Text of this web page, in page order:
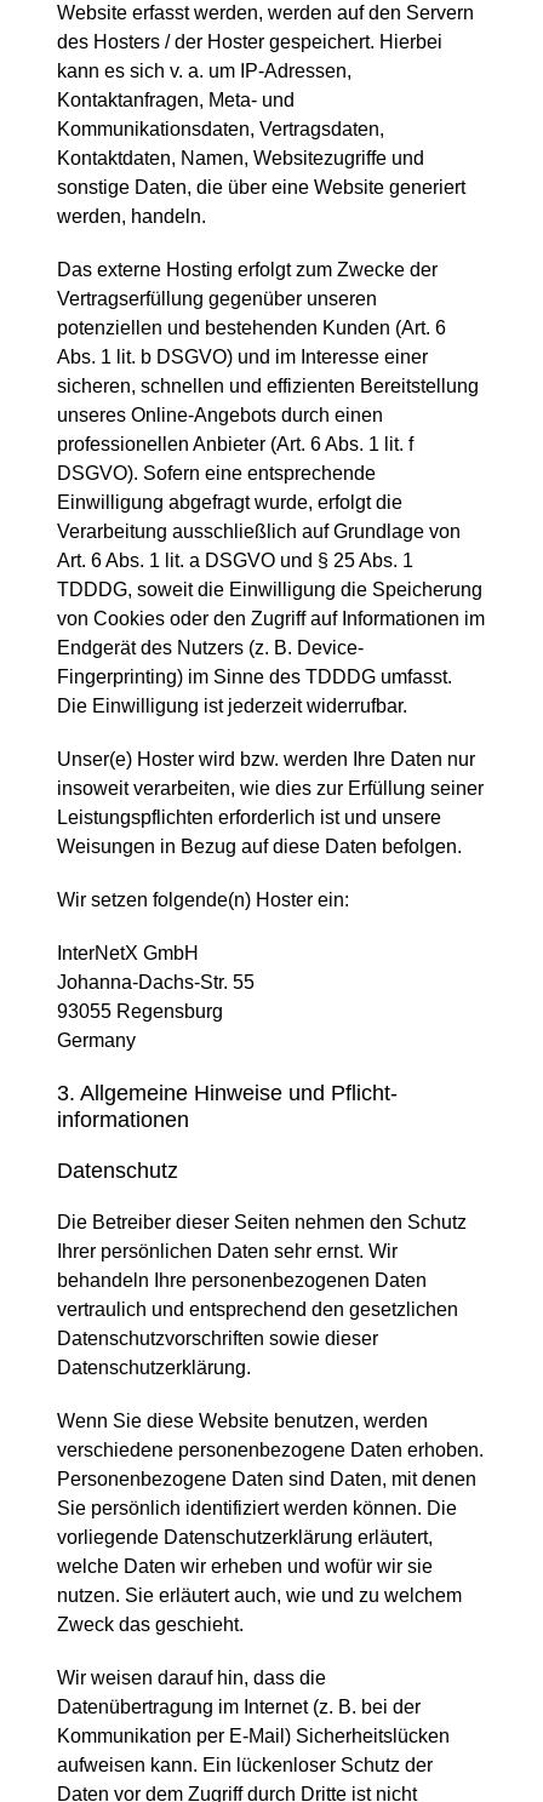
Website erfasst werden, werden auf den Servern
des Hosters / der Hoster gespeichert. Hierbei
kann es sich v. a. um IP-Adressen,
Kontaktanfragen, Meta- und
Kommunikationsdaten, Vertragsdaten,
Kontaktdaten, Namen, Websitezugriffe und
sonstige Daten, die über eine Website generiert
werden, handeln.
Das externe Hosting erfolgt zum Zwecke der
Vertragserfüllung gegenüber unseren
potenziellen und bestehenden Kunden (Art. 6
Abs. 1 lit. b DSGVO) und im Interesse einer
sicheren, schnellen und effizienten Bereitstellung
unseres Online-Angebots durch einen
professionellen Anbieter (Art. 6 Abs. 1 lit. f
DSGVO). Sofern eine entsprechende
Einwilligung abgefragt wurde, erfolgt die
Verarbeitung ausschließlich auf Grundlage von
Art. 6 Abs. 1 lit. a DSGVO und § 25 Abs. 1
TDDDG, soweit die Einwilligung die Speicherung
von Cookies oder den Zugriff auf Informationen im
Endgerät des Nutzers (z. B. Device-
Fingerprinting) im Sinne des TDDDG umfasst.
Die Einwilligung ist jederzeit widerrufbar.
Unser(e) Hoster wird bzw. werden Ihre Daten nur
insoweit verarbeiten, wie dies zur Erfüllung seiner
Leistungspflichten erforderlich ist und unsere
Weisungen in Bezug auf diese Daten befolgen.
Wir setzen folgende(n) Hoster ein:
InterNetX GmbH
Johanna-Dachs-Str. 55
93055 Regensburg
Germany
3. Allgemeine Hinweise und Pflicht­
informationen
Datenschutz
Die Betreiber dieser Seiten nehmen den Schutz
Ihrer persönlichen Daten sehr ernst. Wir
behandeln Ihre personenbezogenen Daten
vertraulich und entsprechend den gesetzlichen
Datenschutzvorschriften sowie dieser
Datenschutzerklärung.
Wenn Sie diese Website benutzen, werden
verschiedene personenbezogene Daten erhoben.
Personenbezogene Daten sind Daten, mit denen
Sie persönlich identifiziert werden können. Die
vorliegende Datenschutzerklärung erläutert,
welche Daten wir erheben und wofür wir sie
nutzen. Sie erläutert auch, wie und zu welchem
Zweck das geschieht.
Wir weisen darauf hin, dass die
Datenübertragung im Internet (z. B. bei der
Kommunikation per E-Mail) Sicherheitslücken
aufweisen kann. Ein lückenloser Schutz der
Daten vor dem Zugriff durch Dritte ist nicht